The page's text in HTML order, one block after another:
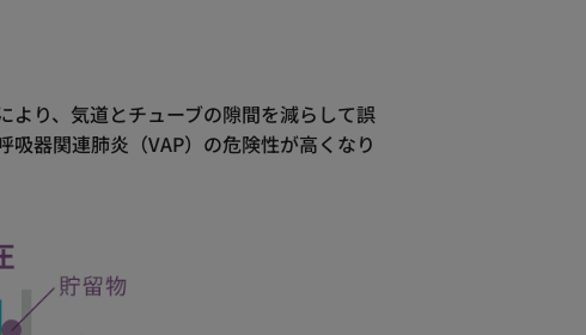
より、気道とチューブの隙間を減らして誤
器関連肺炎（VAP）の危険性が高くなり